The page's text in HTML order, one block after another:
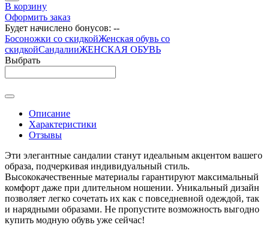
В корзину
Оформить заказ
Будет начислено бонусов: --
Босоножки со скидкойЖенская обувь со
скидкойСандалииЖЕНСКАЯ ОБУВЬ
Выбрать
Описание
Характеристики
Отзывы
Эти элегантные сандалии станут идеальным акцентом вашего
образа, подчеркивая индивидуальный стиль.
Высококачественные материалы гарантируют максимальный
комфорт даже при длительном ношении. Уникальный дизайн
позволяет легко сочетать их как с повседневной одеждой, так
и нарядными образами. Не пропустите возможность выгодно
купить модную обувь уже сейчас!